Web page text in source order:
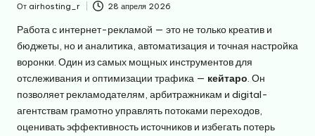
Запись
от
От airhosting_r 28 апреля 2026
Работа с интернет-рекламой — это не только креатив и
бюджеты, но и аналитика, автоматизация и точная настройка
воронки. Один из самых мощных инструментов для
отслеживания и оптимизации трафика — кейтаро. Он
позволяет рекламодателям, арбитражникам и digital-
агентствам грамотно управлять потоками переходов,
оценивать эффективность источников и избегать потерь